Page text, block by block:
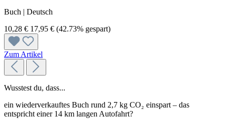
Buch | Deutsch
10,28 € 17,95 € (42.73% gespart)
Zum Artikel
Wusstest du, dass...
ein wiederverkauftes Buch rund 2,7 kg CO₂ einspart – das
entspricht einer 14 km langen Autofahrt?